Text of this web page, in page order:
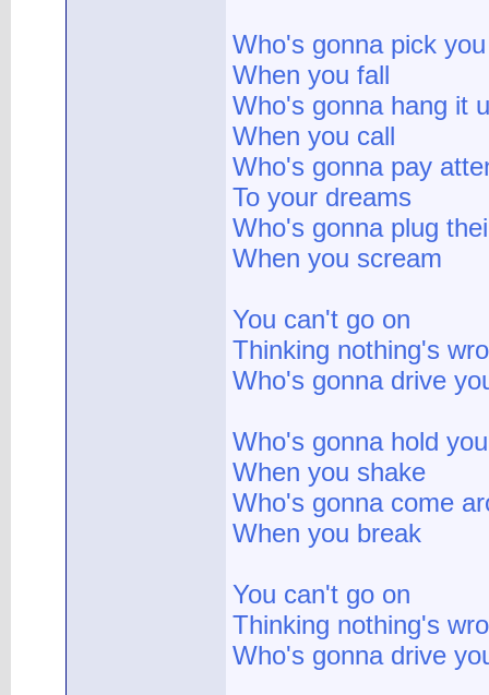
Who's gonna pick
When you fall
Who's gonna hang it
When you call
Who's gonna pay
To your dreams
Who's gonna plug
When you scream
You can't go on
Thinking nothing's
Who's gonna drive
Who's gonna hold
When you shake
Who's gonna come
When you break
You can't go on
Thinking nothing's
Who's gonna drive